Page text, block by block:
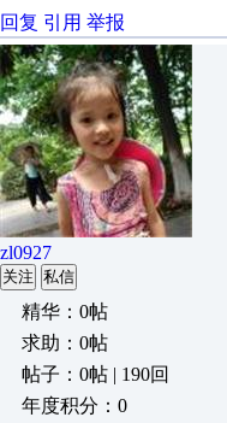
回复 引用 举报
zl0927
关注 私信
精华：0帖
求助：0帖
帖子：0帖 | 190回
年度积分：0